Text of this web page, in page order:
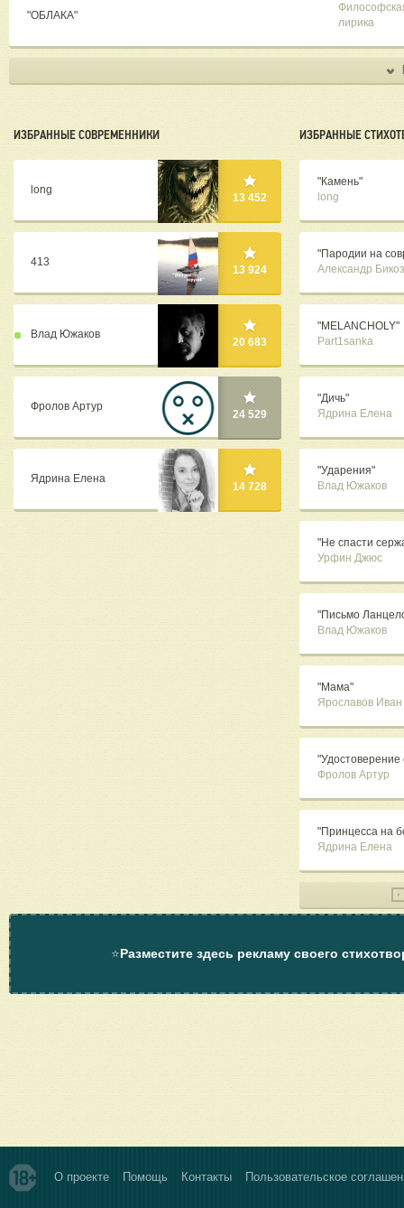
"ОБЛАКА"
лирика
ИЗБРАННЫЕ СОВРЕМЕННИКИ
long
13 452
413
13 924
Влад Южаков
20 683
Фролов Артур
24 529
Ядрина Елена
14 728
ИЗБРАННЫЕ
"Камень"
long
"Пародии на
Александр Бикоз
"MELANCHOLY"
Part1sanka
"Дичь"
Ядрина Елена
"Ударения"
Влад Южаков
"Не спасти
Урфин Джюс
"Письмо
Влад Южаков
"Мама"
Ярославов Иван
"Удостоверение
Фролов Артур
"Принцесса на
Ядрина Елена
⭐Разместите здесь рекламу своего
О проекте Помощь Контакты Пользовательское